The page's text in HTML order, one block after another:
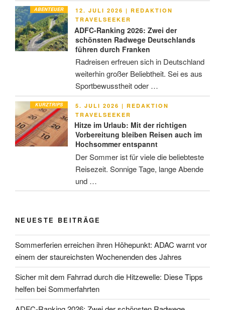
ABENTEUER
VERÖFFENTLICHT
AM
12. JULI 2026 | REDAKTION
TRAVELSEEKER
ADFC-Ranking 2026: Zwei der
schönsten Radwege Deutschlands
führen durch Franken
Radreisen erfreuen sich in Deutschland
weiterhin großer Beliebtheit. Sei es aus
Sportbewusstheit oder …
KURZTRIPS
VERÖFFENTLICHT
AM
5. JULI 2026 | REDAKTION
TRAVELSEEKER
Hitze im Urlaub: Mit der richtigen
Vorbereitung bleiben Reisen auch im
Hochsommer entspannt
Der Sommer ist für viele die beliebteste
Reisezeit. Sonnige Tage, lange Abende
und …
NEUESTE BEITRÄGE
Sommerferien erreichen ihren Höhepunkt: ADAC warnt vor
einem der staureichsten Wochenenden des Jahres
Sicher mit dem Fahrrad durch die Hitzewelle: Diese Tipps
helfen bei Sommerfahrten